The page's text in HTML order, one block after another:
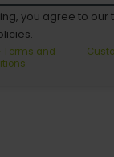
you agree to our
Terms and